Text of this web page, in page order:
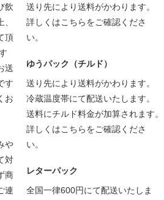
飲
頂
送
す
お
や
対
商
連
送り先により送料がかわります。
詳しくはこちらをご確認くださ
い。
ゆうパック（チルド）
送り先により送料がかわります。
冷蔵温度帯にて配送いたします。
送料にチルド料金が加算されます。
詳しくはこちらをご確認くださ
い。
レターパック
全国一律600円にて配送いたしま